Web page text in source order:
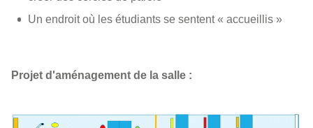
Un endroit où les étudiants se sentent « accueillis »
Projet d'aménagement de la salle :